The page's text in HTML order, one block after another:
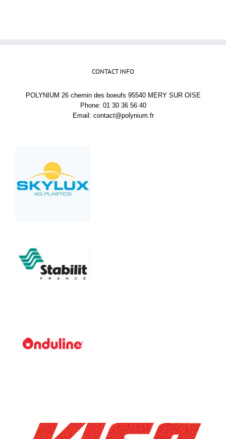
CONTACT INFO
POLYNIUM 26 chemin des boeufs 95540 MERY SUR OISE
Phone: 01 30 36 56 40
Email: contact@polynium.fr